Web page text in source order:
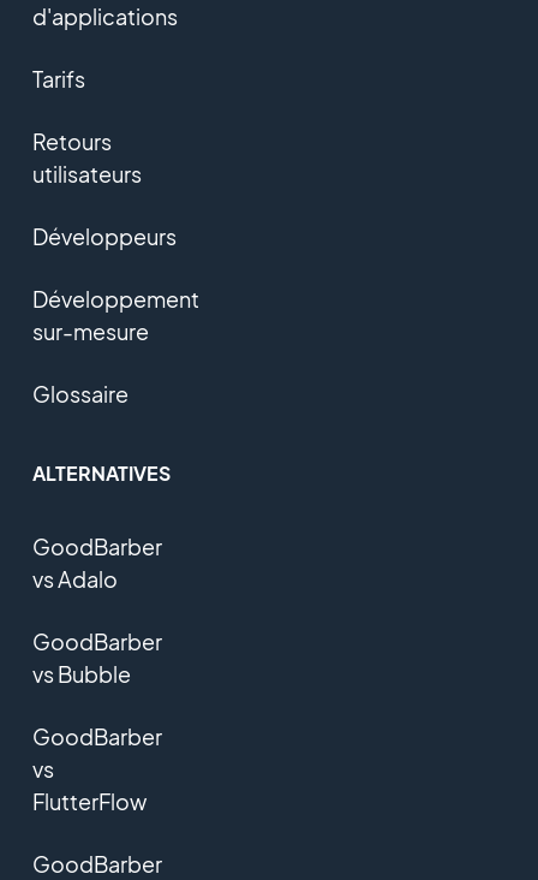
d'applications
Tarifs
Retours
utilisateurs
Développeurs
Développement
sur-mesure
Glossaire
ALTERNATIVES
GoodBarber
vs Adalo
GoodBarber
vs Bubble
GoodBarber
vs
FlutterFlow
GoodBarber